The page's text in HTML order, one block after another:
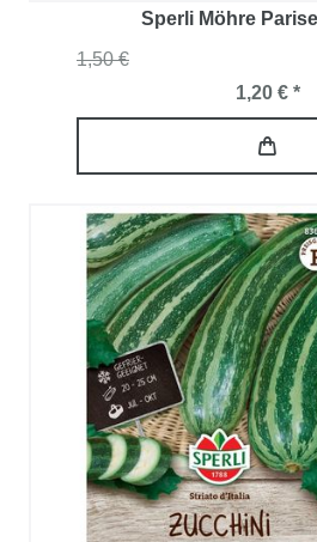
Sperli Möhre
1,50 €
1,20 € *